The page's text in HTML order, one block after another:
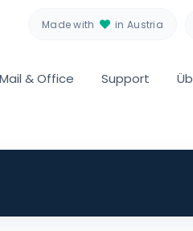
Made with in Austria
& Office Support